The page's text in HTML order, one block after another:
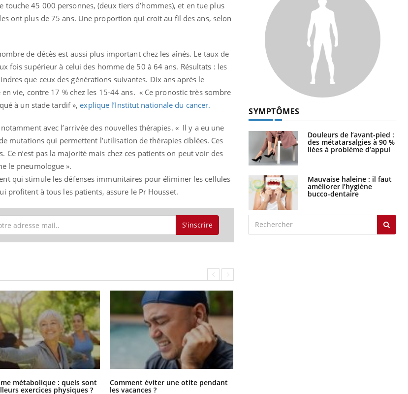
touche 45 000 personnes, (deux tiers d’hommes), et en tue plus
ont plus de 75 ans. Une proportion qui croit au fil des ans, selon
de décès est aussi plus important chez les aînés. Le taux de
fois supérieur à celui des homme de 50 à 64 ans. Résultats : les
que ceux des générations suivantes. Dix ans après le
vie, contre 17 % chez les 15-44 ans. « Ce pronostic très sombre
à un stade tardif »,explique l’Institut nationale du cancer.
avec l’arrivée des nouvelles thérapies. « Il y a eu une
mutations qui permettent l’utilisation de thérapies ciblées. Ces
Ce n’est pas la majorité mais chez ces patients on peut voir des
le pneumologue ».
qui stimule les défenses immunitaires pour éliminer les cellules
profitent à tous les patients, assure le Pr Housset.
S'inscrire
métabolique : quels sont
exercices physiques ?
Comment éviter une otite pendant
les vacances ?
SYMPTÔMES
Douleurs de l’avant-pied :
des métatarsalgies à 90 %
liées à problème d’appui
Mauvaise haleine : il faut
améliorer l’hygiène
bucco-dentaire